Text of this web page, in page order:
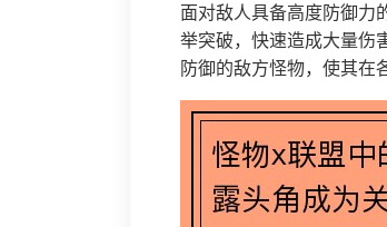
面对敌人具备高度防御力
举突破，快速造成大量伤
防御的敌方怪物，使其在